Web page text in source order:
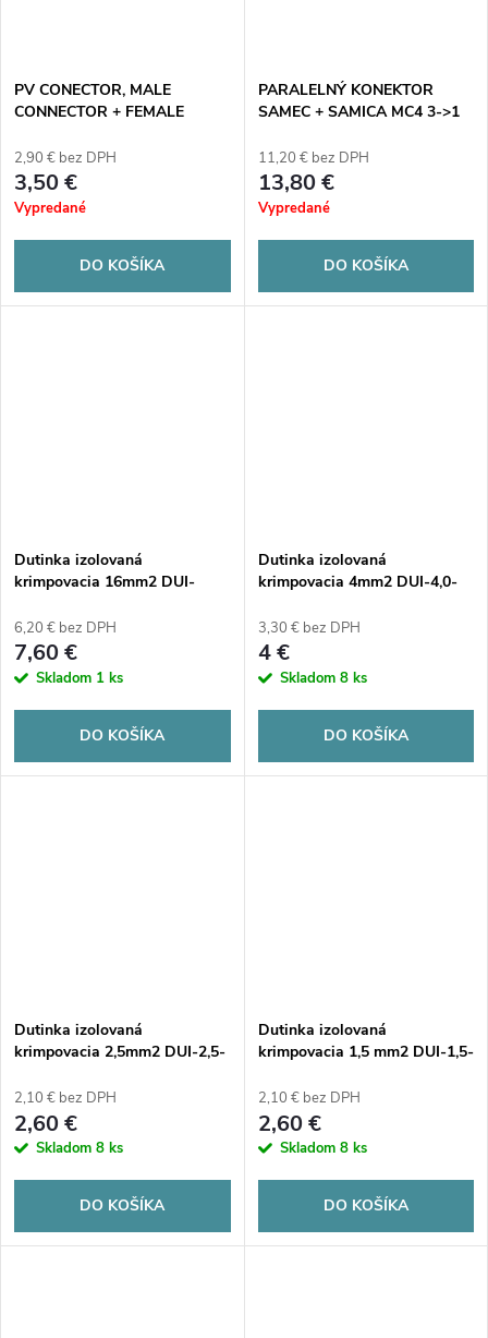
PV CONECTOR, MALE
CONNECTOR + FEMALE
2,90 € bez DPH
3,50 €
Vypredané
DO KOŠÍKA
PARALELNÝ KONEKTOR
SAMEC + SAMICA MC4 3->1
11,20 € bez DPH
13,80 €
Vypredané
DO KOŠÍKA
Dutinka izolovaná
krimpovacia 16mm2 DUI-
6,20 € bez DPH
7,60 €
Skladom 1 ks
DO KOŠÍKA
Dutinka izolovaná
krimpovacia 4mm2 DUI-4,0-
3,30 € bez DPH
4 €
Skladom 8 ks
DO KOŠÍKA
Dutinka izolovaná
krimpovacia 2,5mm2 DUI-2,5-
2,10 € bez DPH
2,60 €
Skladom 8 ks
DO KOŠÍKA
Dutinka izolovaná
krimpovacia 1,5 mm2 DUI-1,5-
2,10 € bez DPH
2,60 €
Skladom 8 ks
DO KOŠÍKA